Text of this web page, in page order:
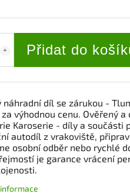
Přidat do
náhradní díl se zárukou -
za výhodnou cenu. Ověřený
Karoserie - díly a součásti
autodíl z vrakoviště,
osobní odběr nebo rychlé
je garance vrácení